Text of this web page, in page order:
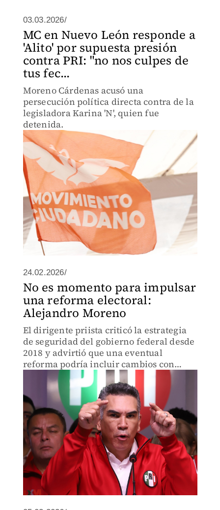
03.03.2026/
MC en Nuevo León responde a
'Alito' por supuesta presión
contra PRI: "no nos culpes de
tus fec...
Moreno Cárdenas acusó una
persecución política directa contra de la
legisladora Karina 'N', quien fue
detenida.
24.02.2026/
No es momento para impulsar
una reforma electoral:
Alejandro Moreno
El dirigente priista criticó la estrategia
de seguridad del gobierno federal desde
2018 y advirtió que una eventual
reforma podría incluir cambios con
fines políticos.